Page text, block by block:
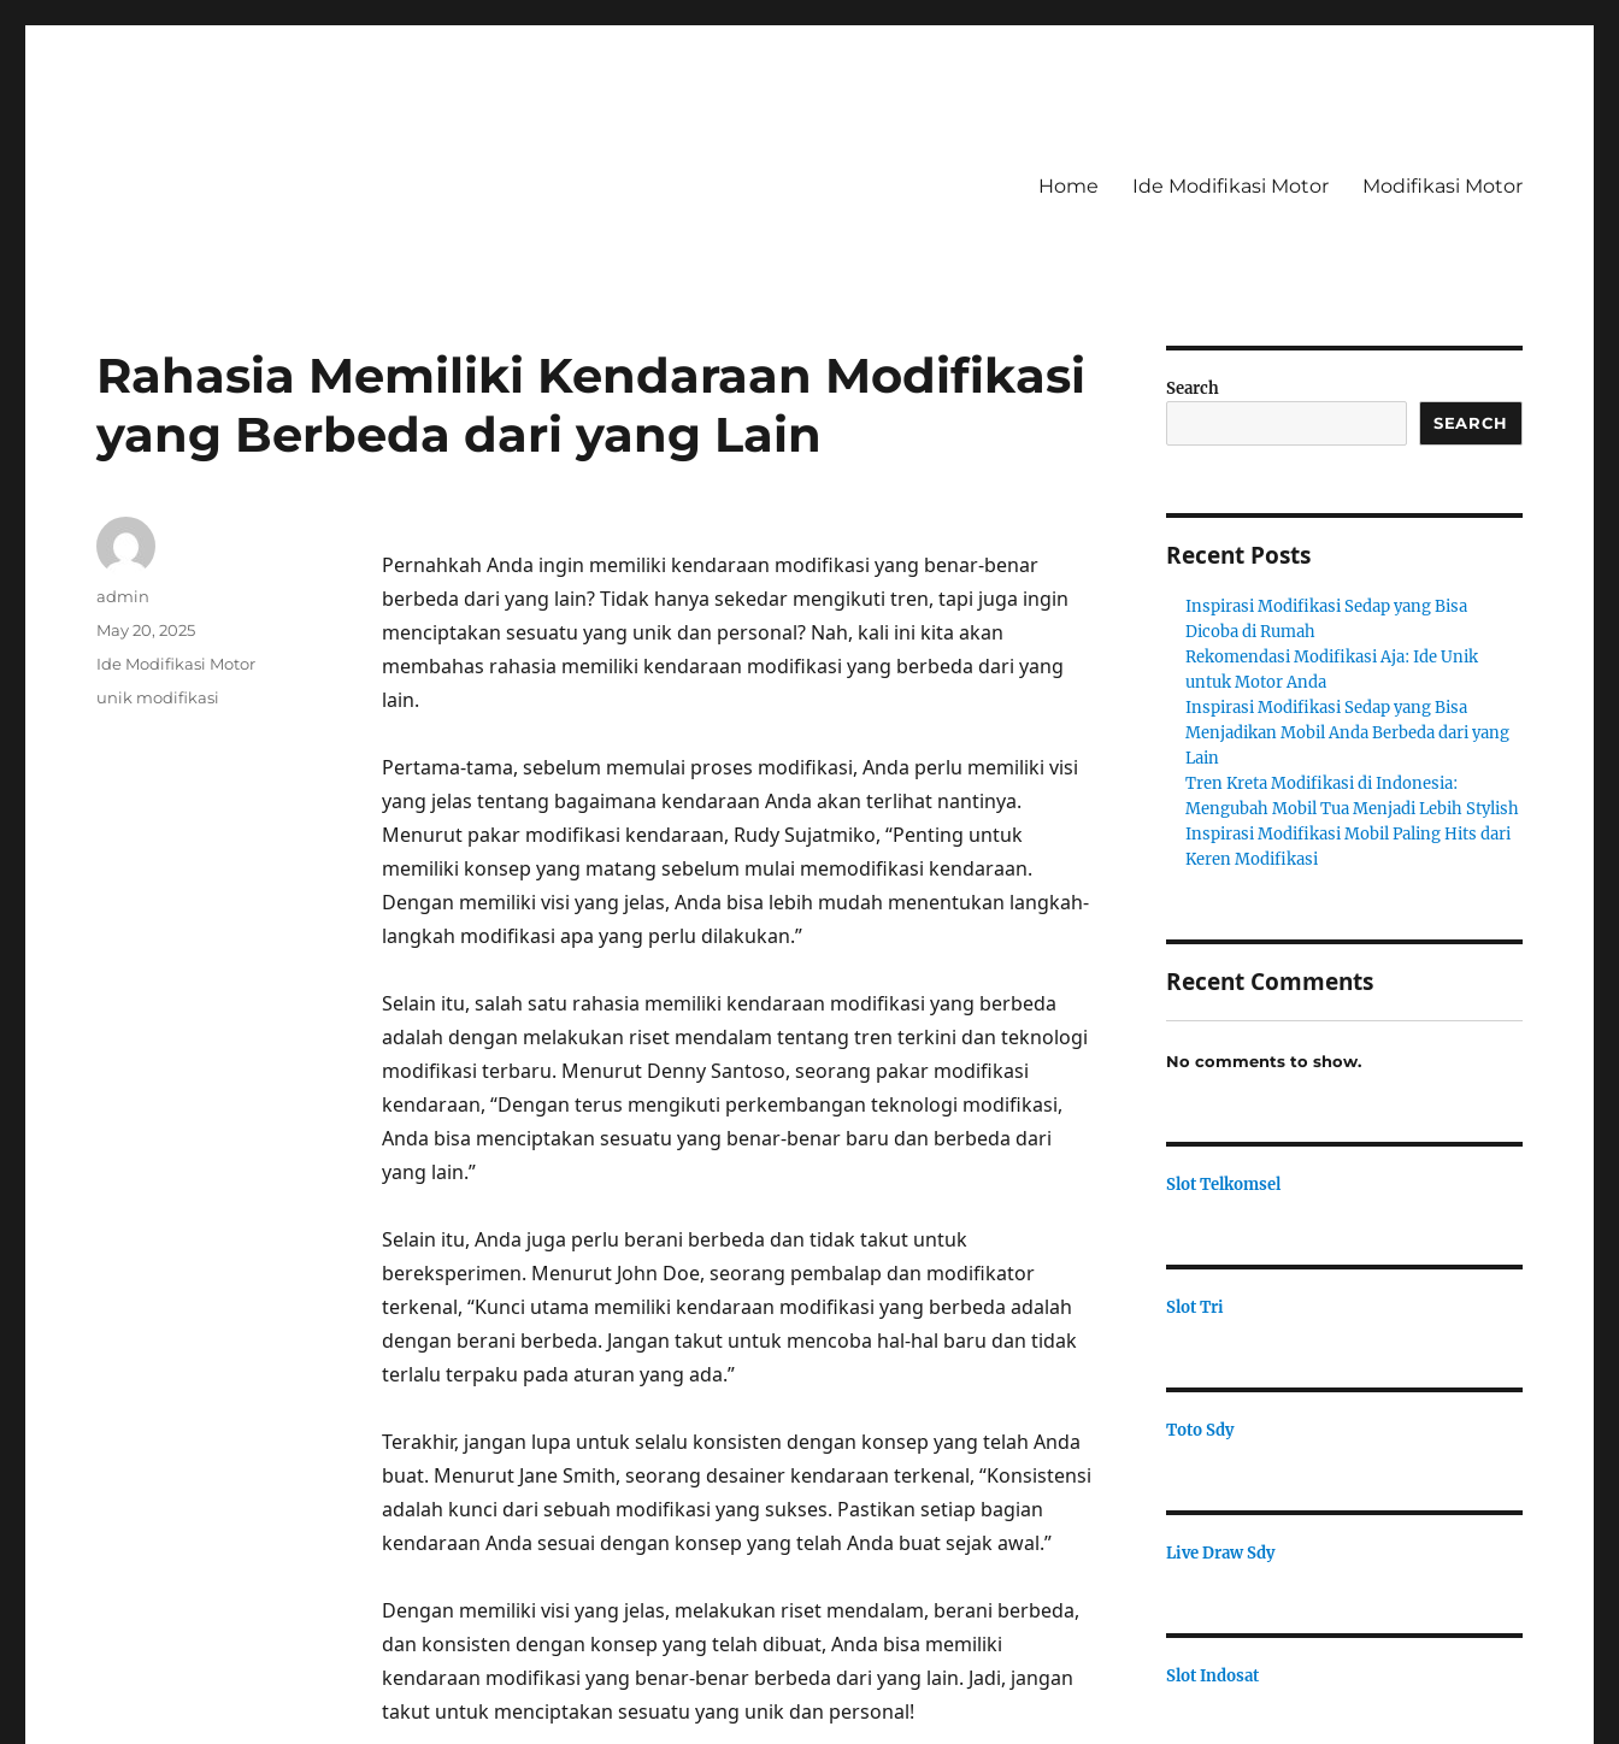
Home Ide Modifikasi Motor Modifikasi Motor
Rahasia Memiliki Kendaraan Modifikasi
yang Berbeda dari yang Lain
Pernahkah Anda ingin memiliki kendaraan modifikasi yang benar-benar
berbeda dari yang lain? Tidak hanya sekedar mengikuti tren, tapi juga ingin
menciptakan sesuatu yang unik dan personal? Nah, kali ini kita akan
membahas rahasia memiliki kendaraan modifikasi yang berbeda dari yang
lain.
Pertama-tama, sebelum memulai proses modifikasi, Anda perlu memiliki visi
yang jelas tentang bagaimana kendaraan Anda akan terlihat nantinya.
Menurut pakar modifikasi kendaraan, Rudy Sujatmiko, “Penting untuk
memiliki konsep yang matang sebelum mulai memodifikasi kendaraan.
Dengan memiliki visi yang jelas, Anda bisa lebih mudah menentukan langkah-
langkah modifikasi apa yang perlu dilakukan.”
Selain itu, salah satu rahasia memiliki kendaraan modifikasi yang berbeda
adalah dengan melakukan riset mendalam tentang tren terkini dan teknologi
modifikasi terbaru. Menurut Denny Santoso, seorang pakar modifikasi
kendaraan, “Dengan terus mengikuti perkembangan teknologi modifikasi,
Anda bisa menciptakan sesuatu yang benar-benar baru dan berbeda dari
yang lain.”
Selain itu, Anda juga perlu berani berbeda dan tidak takut untuk
bereksperimen. Menurut John Doe, seorang pembalap dan modifikator
terkenal, “Kunci utama memiliki kendaraan modifikasi yang berbeda adalah
dengan berani berbeda. Jangan takut untuk mencoba hal-hal baru dan tidak
terlalu terpaku pada aturan yang ada.”
Terakhir, jangan lupa untuk selalu konsisten dengan konsep yang telah Anda
buat. Menurut Jane Smith, seorang desainer kendaraan terkenal, “Konsistensi
adalah kunci dari sebuah modifikasi yang sukses. Pastikan setiap bagian
kendaraan Anda sesuai dengan konsep yang telah Anda buat sejak awal.”
Dengan memiliki visi yang jelas, melakukan riset mendalam, berani berbeda,
dan konsisten dengan konsep yang telah dibuat, Anda bisa memiliki
kendaraan modifikasi yang benar-benar berbeda dari yang lain. Jadi, jangan
takut untuk menciptakan sesuatu yang unik dan personal!
Author
admin
Posted
on
May 20, 2025
Categories
Ide Modifikasi Motor
Tags
unik modifikasi
Search
SEARCH
Recent Posts
Inspirasi Modifikasi Sedap yang Bisa
Dicoba di Rumah
Rekomendasi Modifikasi Aja: Ide Unik
untuk Motor Anda
Inspirasi Modifikasi Sedap yang Bisa
Menjadikan Mobil Anda Berbeda dari yang
Lain
Tren Kreta Modifikasi di Indonesia:
Mengubah Mobil Tua Menjadi Lebih Stylish
Inspirasi Modifikasi Mobil Paling Hits dari
Keren Modifikasi
Recent Comments
No comments to show.
Slot Telkomsel
Slot Tri
Toto Sdy
Live Draw Sdy
Slot Indosat